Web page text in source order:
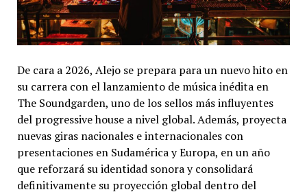
De cara a 2026, Alejo se prepara para un nuevo hito en
su carrera con el lanzamiento de música inédita en
The Soundgarden, uno de los sellos más influyentes
del progressive house a nivel global. Además, proyecta
nuevas giras nacionales e internacionales con
presentaciones en Sudamérica y Europa, en un año
que reforzará su identidad sonora y consolidará
definitivamente su proyección global dentro del